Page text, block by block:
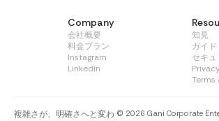
Company
会社概要
料金プラン
Instagram
Linkedin
知見
ガイド
セキュ
Terms
複雑さが、明確さへと変わ © 2026 Gani Corporate